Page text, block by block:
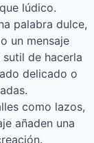
lúdico.
palabra dulce,
un mensaje
de hacerla
delicado o
como lazos,
añaden una